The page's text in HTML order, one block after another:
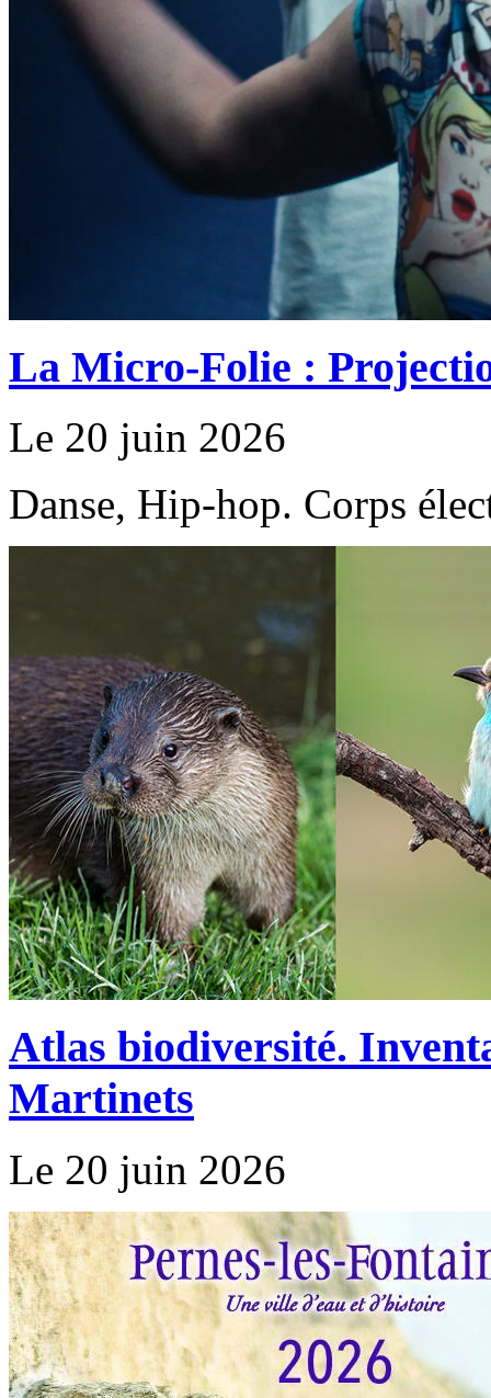
La Micro-Folie :
Le 20 juin 2026
Danse, Hip-hop. Corps
Atlas biodiversité.
Martinets
Le 20 juin 2026